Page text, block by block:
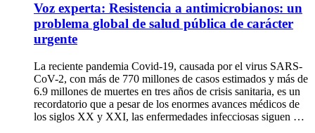
Voz experta: Resistencia a antimicrobianos: un
problema global de salud pública de carácter
urgente
La reciente pandemia Covid-19, causada por el virus SARS-
CoV-2, con más de 770 millones de casos estimados y más de
6.9 millones de muertes en tres años de crisis sanitaria, es un
recordatorio que a pesar de los enormes avances médicos de
los siglos XX y XXI, las enfermedades infecciosas siguen …